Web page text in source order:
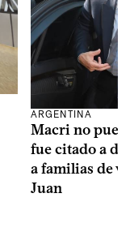
ARGENTINA
Macri no
fue citado a
a familias de
Juan